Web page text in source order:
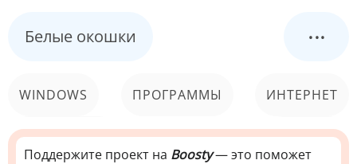
Белые окошки ...
WINDOWS ПРОГРАММЫ ИНТЕРНЕТ
КОМПЬЮТЕР
СИСТЕМА
Поддержите проект на Boosty— это поможет